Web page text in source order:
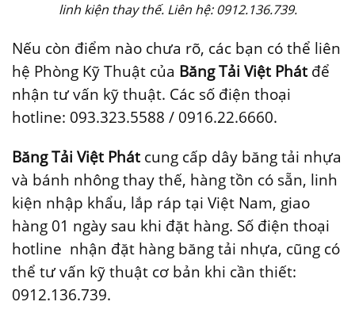
linh kiện thay thế. Liên hệ: 0912.136.739.
Nếu còn điểm nào chưa rõ, các bạn có thể liên
hệ Phòng Kỹ Thuật của Băng Tải Việt Phát để
nhận tư vấn kỹ thuật. Các số điện thoại
hotline: 093.323.5588 / 0916.22.6660.
Băng Tải Việt Phát cung cấp dây băng tải nhựa
và bánh nhông thay thế, hàng tồn có sẵn, linh
kiện nhập khẩu, lắp ráp tại Việt Nam, giao
hàng 01 ngày sau khi đặt hàng. Số điện thoại
hotline nhận đặt hàng băng tải nhựa, cũng có
thể tư vấn kỹ thuật cơ bản khi cần thiết:
0912.136.739.